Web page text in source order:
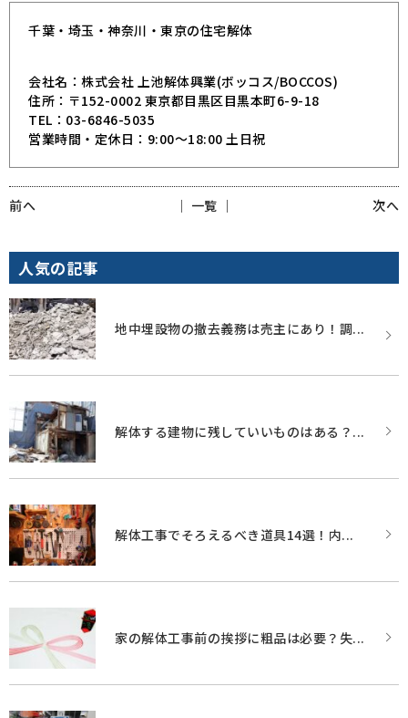
千葉・埼玉・神奈川・東京の住宅解体
会社名：株式会社 上池解体興業(ボッコス/BOCCOS)
住所：〒152-0002 東京都目黒区目黒本町6-9-18
TEL：03-6846-5035
営業時間・定休日：9:00～18:00 土日祝
前へ 次へ
│ 一覧 │
人気の記事
地中埋設物の撤去義務は売主にあり！調...
解体する建物に残していいものはある？...
解体工事でそろえるべき道具14選！内...
家の解体工事前の挨拶に粗品は必要？失...